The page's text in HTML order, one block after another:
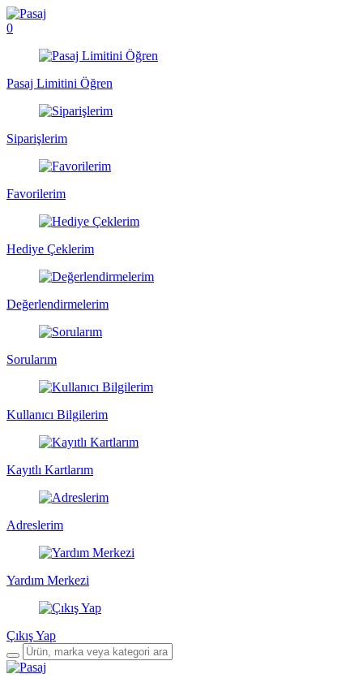
0
Pasaj Limitini Öğren
Siparişlerim
Favorilerim
Hediye Çeklerim
Değerlendirmelerim
Sorularım
Kullanıcı Bilgilerim
Kayıtlı Kartlarım
Adreslerim
Yardım Merkezi
Çıkış Yap